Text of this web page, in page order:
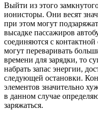
Выйти из этого
ионисторы. Они весят
при этом могут
высадке пассажиров
соединяются с
могут переваривать
времени для зарядки, то
набрать запас энергии,
следующей остановки.
элементов значительно
в данном случае
заряжаться.